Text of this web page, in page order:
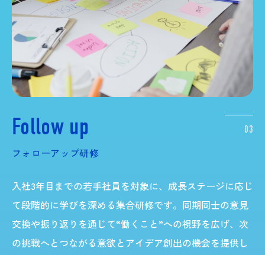
03
Follow up
フォローアップ研修
入社3年目までの若手社員を対象に、成長ステージに応じ
て段階的に学びを深める集合研修です。同期同士の意見
交換や振り返りを通じて“働くこと”への視野を広げ、次
の挑戦へとつながる意欲とアイデア創出の機会を提供し